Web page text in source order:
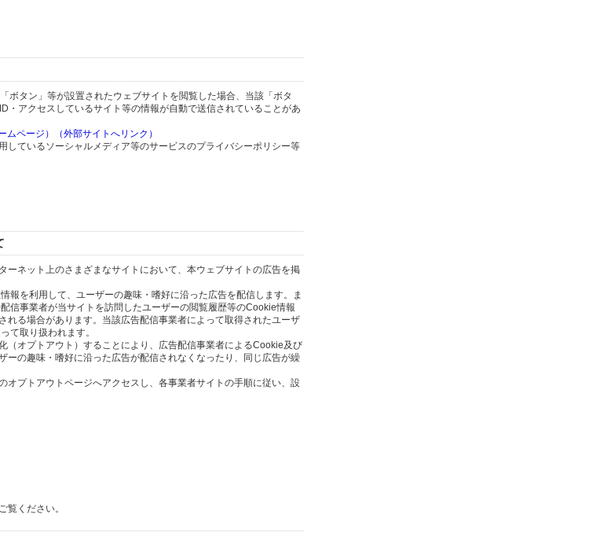
タン」等が設置されたウェブサイトを閲覧した場合、当該「ボタ
アクセスしているサイト等の情報が自動で送信されていることがあ
ムページ）（外部サイトへリンク）
ているソーシャルメディア等のサービスのプライバシーポリシー等
ネット上のさまざまなサイトにおいて、本ウェブサイトの広告を掲
報を利用して、ユーザーの趣味・嗜好に沿った広告を配信します。ま
信事業者が当サイトを訪問したユーザーの閲覧履歴等のCookie情報
る場合があります。当該広告配信事業者によって取得されたユーザ
て取り扱われます。
オプトアウト）することにより、広告配信事業者によるCookie及び
の趣味・嗜好に沿った広告が配信されなくなったり、同じ広告が繰
プトアウトページへアクセスし、各事業者サイトの手順に従い、設
ください。